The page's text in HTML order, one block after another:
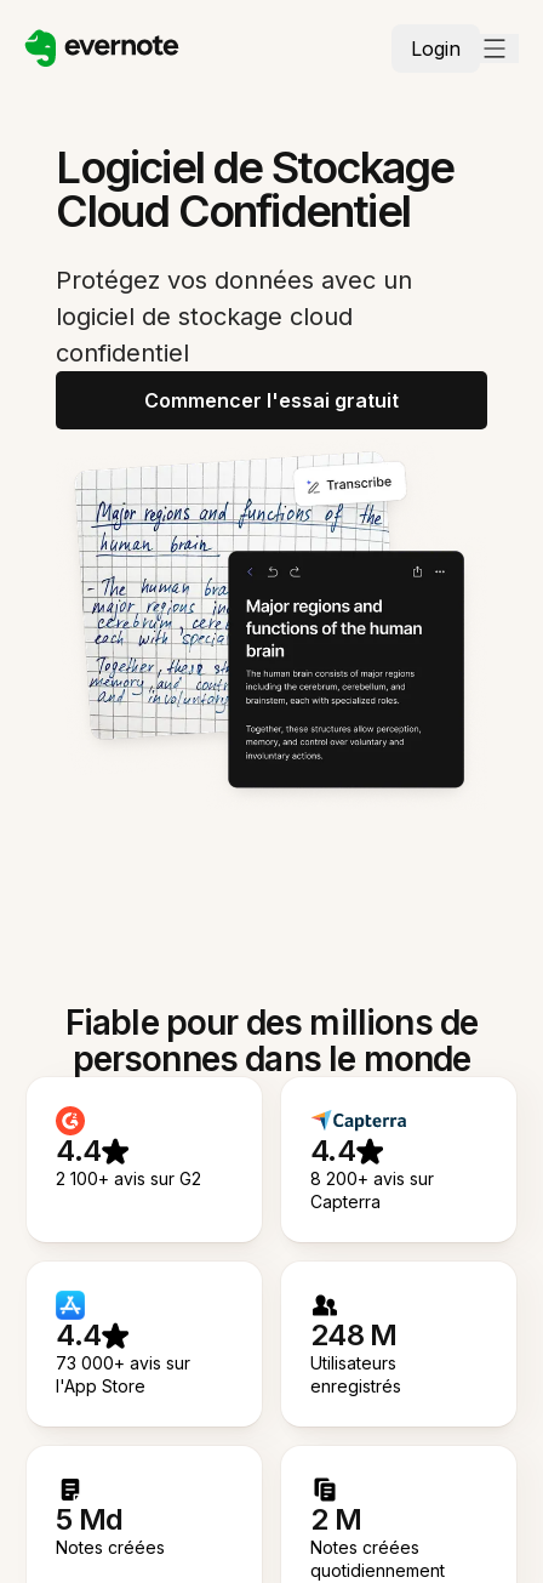
Login
Logiciel de Stockage
Cloud Confidentiel
Protégez vos données avec un
logiciel de stockage cloud
confidentiel
Commencer l'essai gratuit
Fiable pour des millions de
personnes dans le monde
4.4
2 100+ avis sur G2
4.4
8 200+ avis sur
Capterra
4.4
73 000+ avis sur
l'App Store
248 M
Utilisateurs
enregistrés
5 Md
Notes créées
2 M
Notes créées
quotidiennement